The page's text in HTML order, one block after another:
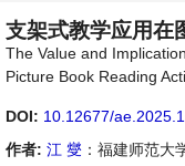
支架式教学应用在
The Value and
Picture Book Reading
DOI: 10.12677/
作者: 江 燮 ：福建师范大